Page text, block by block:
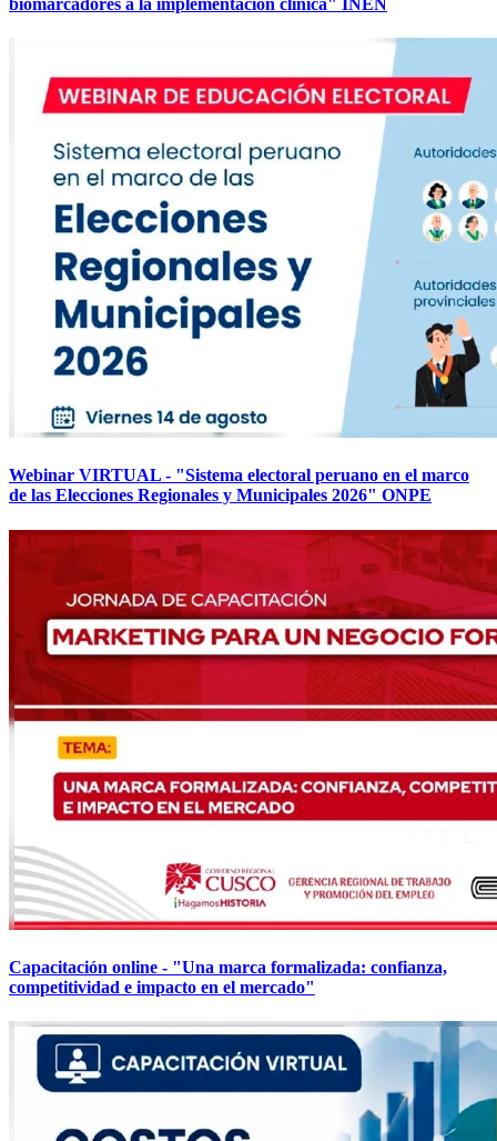
Webinar VIRTUAL - "Sistema electoral peruano en el marco
de las Elecciones Regionales y Municipales 2026" ONPE
Capacitación online - "Una marca formalizada: confianza,
competitividad e impacto en el mercado"